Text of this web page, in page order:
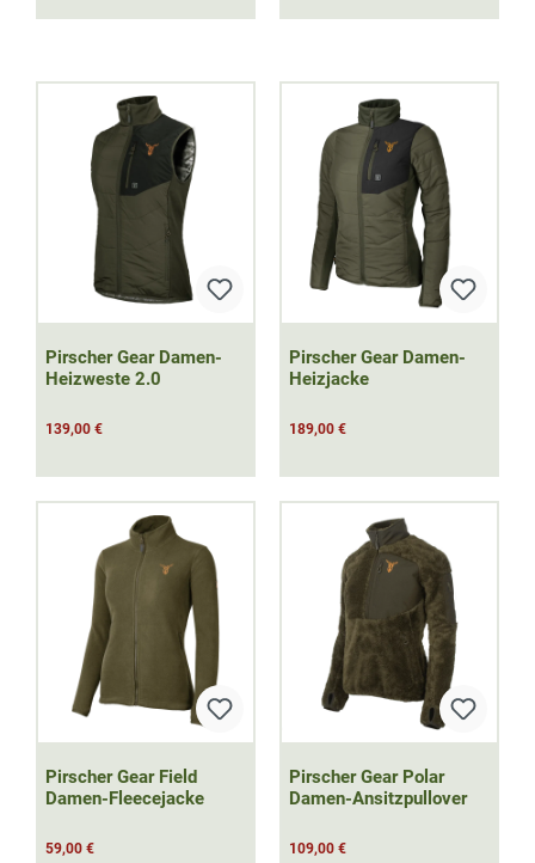
Pirscher Gear Damen-
Heizweste 2.0
139,00 €
Pirscher Gear Damen-
Heizjacke
189,00 €
Pirscher Gear Field
Damen-Fleecejacke
59,00 €
Pirscher Gear Polar
Damen-Ansitzpullover
109,00 €